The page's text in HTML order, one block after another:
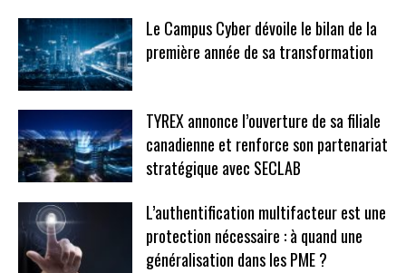
Le Campus Cyber dévoile le bilan de la
première année de sa transformation
TYREX annonce l’ouverture de sa filiale
canadienne et renforce son partenariat
stratégique avec SECLAB
L’authentification multifacteur est une
protection nécessaire : à quand une
généralisation dans les PME ?